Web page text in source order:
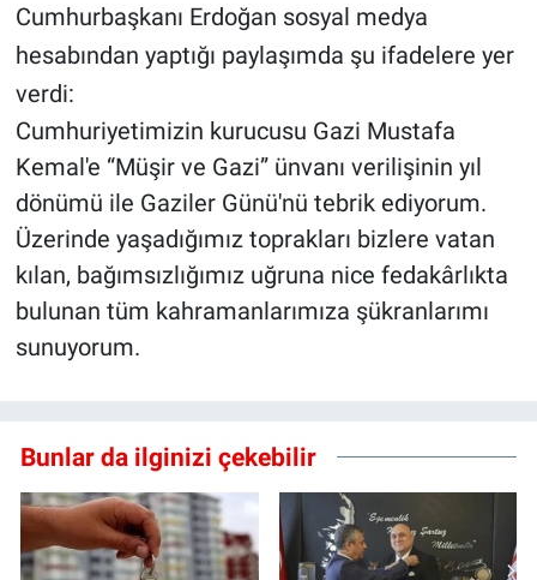
Cumhurbaşkanı Erdoğan sosyal medya
hesabından yaptığı paylaşımda şu ifadelere yer
verdi:
Cumhuriyetimizin kurucusu Gazi Mustafa
Kemal'e “Müşir ve Gazi” ünvanı verilişinin yıl
dönümü ile Gaziler Günü'nü tebrik ediyorum.
Üzerinde yaşadığımız toprakları bizlere vatan
kılan, bağımsızlığımız uğruna nice fedakârlıkta
bulunan tüm kahramanlarımıza şükranlarımı
sunuyorum.
Bunlar da ilginizi çekebilir